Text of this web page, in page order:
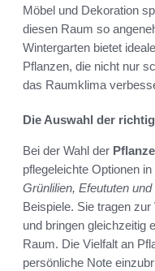
Möbel und Dekoration
diesen Raum so
Wintergarten bietet
Pflanzen, die nicht nur
das Raumklima
Die Auswahl der
Bei der Wahl der
pflegeleichte Optionen
Grünlilien, Efeututen
Beispiele. Sie tragen
und bringen gleichzeitig
Raum. Die Vielfalt an
persönliche Note